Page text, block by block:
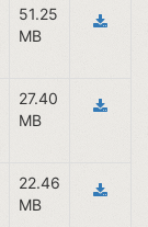
51.25
MB
27.40
MB
22.46
MB